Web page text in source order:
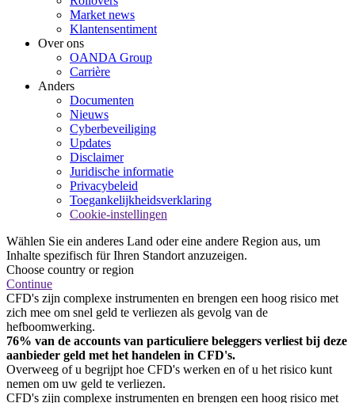
Market news
Klantensentiment
Over ons
OANDA Group
Carrière
Anders
Documenten
Nieuws
Cyberbeveiliging
Updates
Disclaimer
Juridische informatie
Privacybeleid
Toegankelijkheidsverklaring
Cookie-instellingen
Wählen Sie ein anderes Land oder eine andere Region aus, um
Inhalte spezifisch für Ihren Standort anzuzeigen.
Choose country or region
Continue
CFD's zijn complexe instrumenten en brengen een hoog risico met
zich mee om snel geld te verliezen als gevolg van de
hefboomwerking.
76% van de accounts van particuliere beleggers verliest bij deze
aanbieder geld met het handelen in CFD's.
Overweeg of u begrijpt hoe CFD's werken en of u het risico kunt
nemen om uw geld te verliezen.
CFD's zijn complexe instrumenten en brengen een hoog risico met